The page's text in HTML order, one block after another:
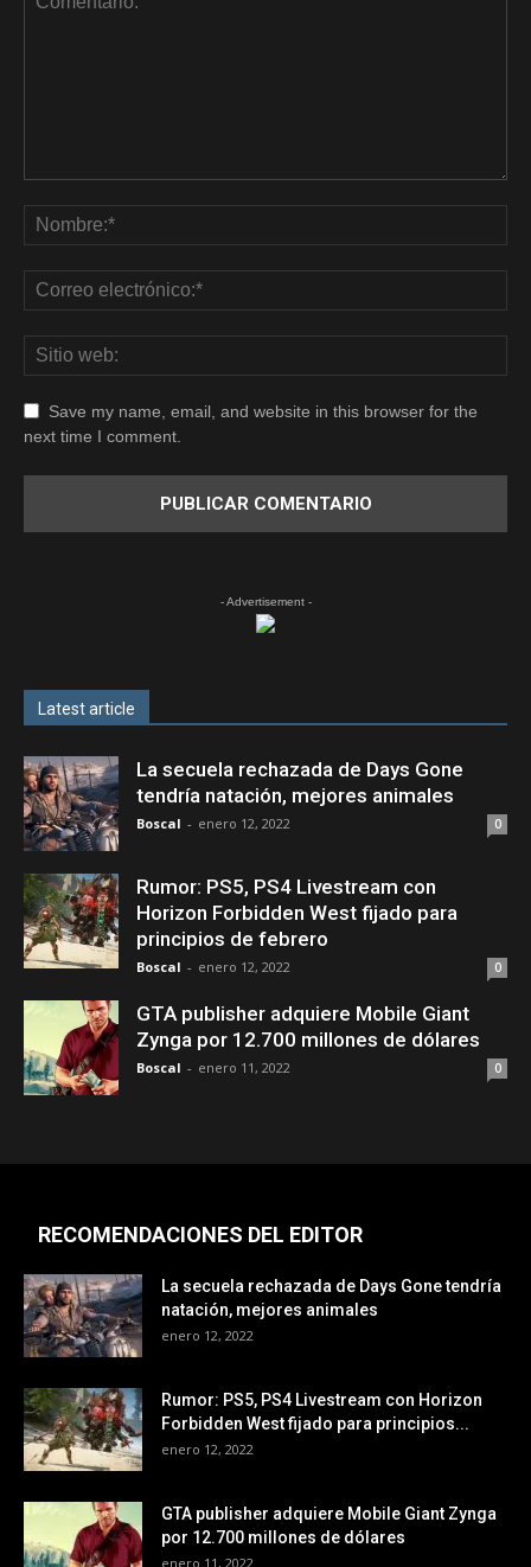
Save my name, email, and website in this browser for the
next time I comment.
- Advertisement -
Latest article
La secuela rechazada de Days Gone
tendría natación, mejores animales
Boscal - enero 12, 2022 0
Rumor: PS5, PS4 Livestream con
Horizon Forbidden West fijado para
principios de febrero
Boscal - enero 12, 2022 0
GTA publisher adquiere Mobile Giant
Zynga por 12.700 millones de dólares
Boscal - enero 11, 2022 0
RECOMENDACIONES DEL EDITOR
La secuela rechazada de Days Gone tendría
natación, mejores animales
enero 12, 2022
Rumor: PS5, PS4 Livestream con Horizon
Forbidden West fijado para principios...
enero 12, 2022
GTA publisher adquiere Mobile Giant Zynga
por 12.700 millones de dólares
enero 11, 2022